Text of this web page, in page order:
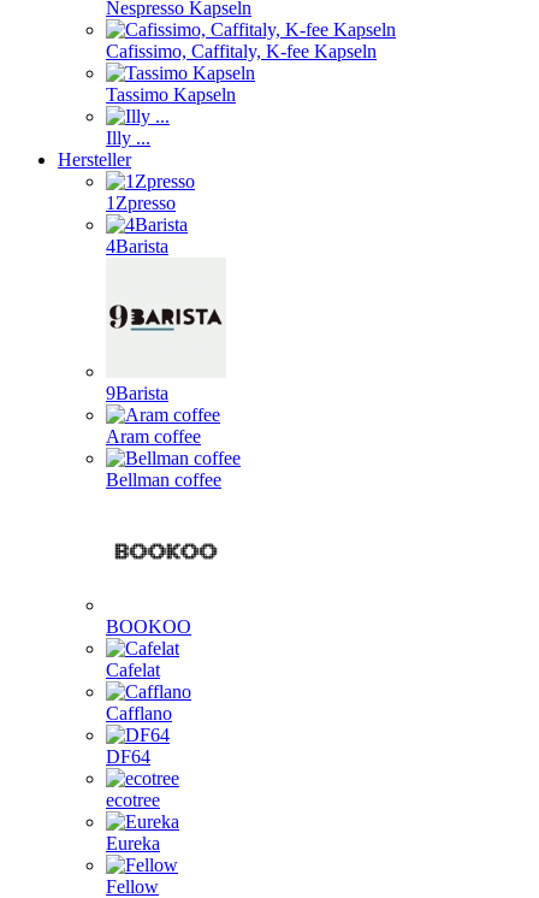
Nespresso Kapseln
Cafissimo, Caffitaly, K-fee Kapseln
Tassimo Kapseln
Illy ...
Hersteller
1Zpresso
4Barista
9Barista
Aram coffee
Bellman coffee
BOOKOO
Cafelat
Cafflano
DF64
ecotree
Eureka
Fellow